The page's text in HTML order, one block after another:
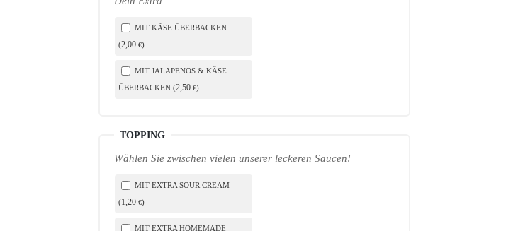
MIT KÄSE ÜBERBACKEN
(2,00 €)
MIT JALAPENOS & KÄSE
ÜBERBACKEN (2,50 €)
TOPPING
Wählen Sie zwischen vielen unserer leckeren Saucen!
MIT EXTRA SOUR CREAM
(1,20 €)
MIT EXTRA HOMEMADE